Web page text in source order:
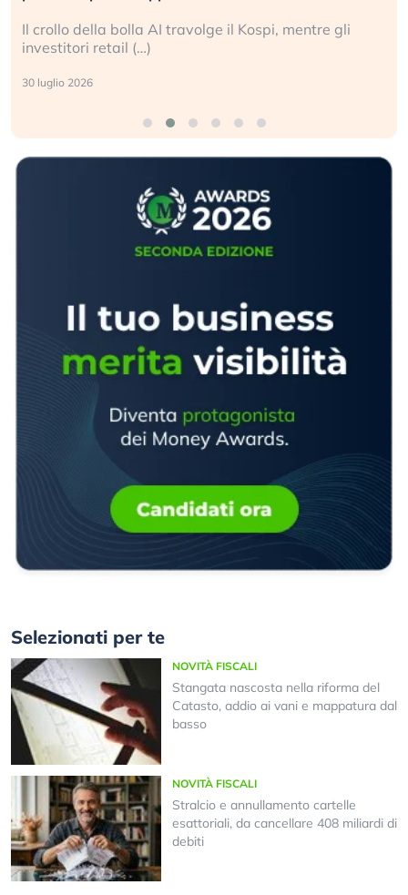
mentre gli
La ricchezza mondiale cresce, ma è
Selezionati per te
NOVITÀ FISCALI
Stangata nascosta nella riforma del
Catasto, addio ai vani e mappatura dal
basso
NOVITÀ FISCALI
Stralcio e annullamento cartelle
esattoriali, da cancellare 408 miliardi di
debiti